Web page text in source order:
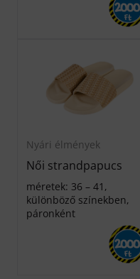
2000
Ft
Nyári élmények
Női strandpapucs
méretek: 36 – 41,
különböző színekben,
páronként
2000
Ft